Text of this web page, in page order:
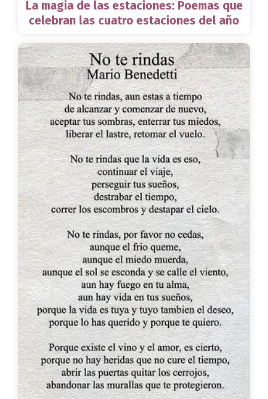
La magia de las estaciones: Poemas que
celebran las cuatro estaciones del año